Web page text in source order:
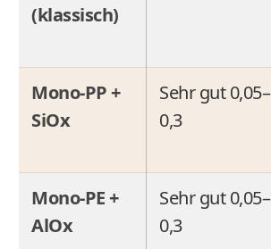
(klassisch)
Mono-PP +
SiOx
Sehr gut 0,05–
0,3
Mono-PE +
AlOx
Sehr gut 0,05–
0,3